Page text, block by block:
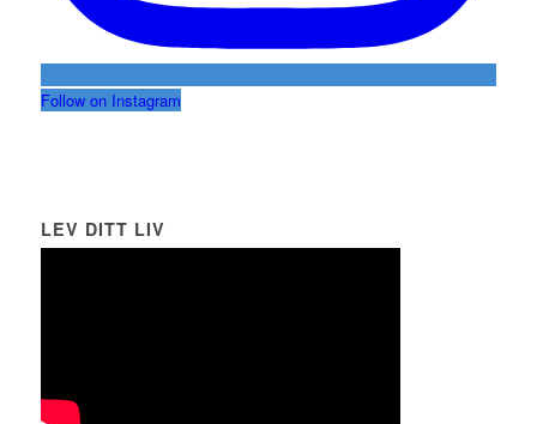
Follow on Instagram
LEV DITT LIV